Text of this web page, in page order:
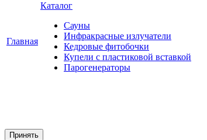
Главная
Каталог
Сауны
Инфракрасные излучатели
Кедровые фитобочки
Купели с пластиковой вставкой
Парогенераторы
Принять